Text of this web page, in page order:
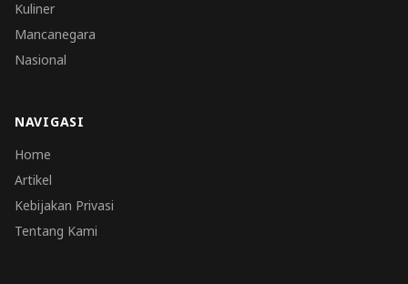
Kuliner
Mancanegara
Nasional
NAVIGASI
Home
Artikel
Kebijakan Privasi
Tentang Kami